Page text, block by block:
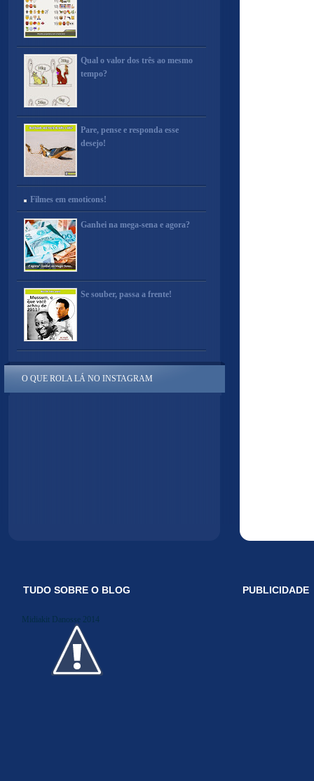
Qual o valor dos três ao mesmo
tempo?
Pare, pense e responda esse
desejo!
Filmes em emoticons!
Ganhei na mega-sena e agora?
Se souber, passa a frente!
O QUE ROLA LÁ NO INSTAGRAM
TUDO SOBRE O BLOG
Midiakit Danosse 2014
PUBLICIDADE